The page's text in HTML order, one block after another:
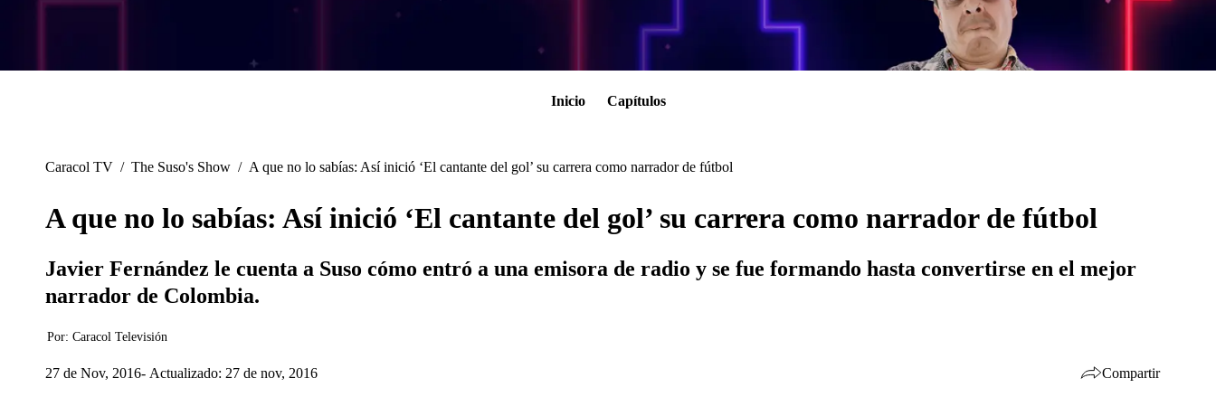
Inicio Capítulos
Caracol TV / The Suso's Show / A que no lo sabías: Así inició ‘El cantante del gol’ su carrera como narrador de fútbol
A que no lo sabías: Así inició ‘El cantante del gol’ su carrera como narrador de fútbol
Javier Fernández le cuenta a Suso cómo entró a una emisora de radio y se fue formando hasta convertirse en el mejor
narrador de Colombia.
Por: Caracol Televisión
27 de Nov, 2016 Actualizado: 27 de nov, 2016 Compartir